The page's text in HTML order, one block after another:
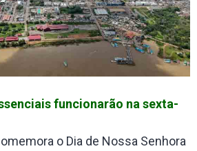
funcionarão na sexta-
o Dia de Nossa Senhora